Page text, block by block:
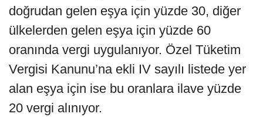
doğrudan gelen eşya için yüzde 30, diğer
ülkelerden gelen eşya için yüzde 60
oranında vergi uygulanıyor. Özel Tüketim
Vergisi Kanunu’na ekli IV sayılı listede yer
alan eşya için ise bu oranlara ilave yüzde
20 vergi alınıyor.